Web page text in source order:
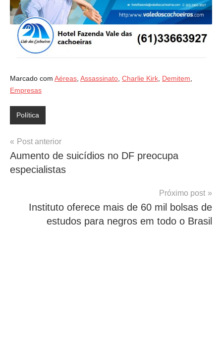
Marcado com Aéreas Assassinato Charlie Kirk Demitem
Empresas
Política
Navegação
de
Post
Post anterior
Aumento de suicídios no DF preocupa
especialistas
Próximo post
Instituto oferece mais de 60 mil bolsas de
estudos para negros em todo o Brasil